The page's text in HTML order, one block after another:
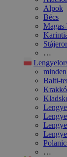
Alpok
Bécs
…
Balti-
Krakkó
…